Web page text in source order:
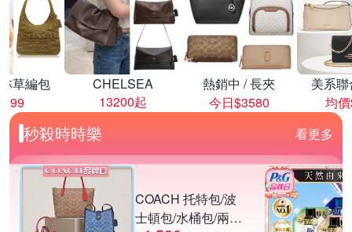
草編包
CHELSEA
13200起
熱銷中 / 長夾
今日$3580
美系
均
秒殺時時樂 看更多
COACH 托特包/波
士頓包/水桶包/兩用